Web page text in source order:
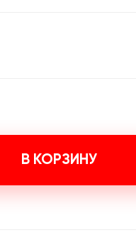
В КОРЗИНУ